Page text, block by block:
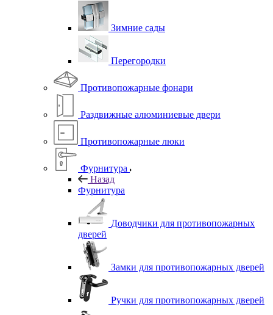
Зимние сады
Перегородки
Противопожарные фонари
Раздвижные алюминиевые двери
Противопожарные люки
Фурнитура
Назад
Фурнитура
Доводчики для противопожарных
дверей
Замки для противопожарных дверей
Ручки для противопожарных дверей